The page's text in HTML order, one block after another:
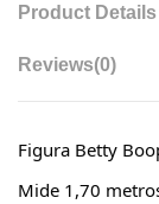
Product Details
Reviews(0)
Figura Betty
Mide 1,70